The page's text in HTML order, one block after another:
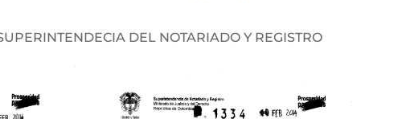
DEL NOTARIADO Y REGISTRO